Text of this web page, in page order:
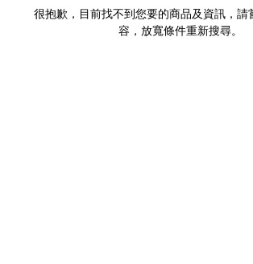
很抱歉，目前找不到您要的商品及資訊，請
容，放寬條件重新搜尋。